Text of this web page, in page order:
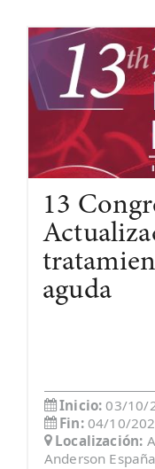
13
aguda
Inicio:03/10/
Fin: 04/10/
Localización:
Anderson